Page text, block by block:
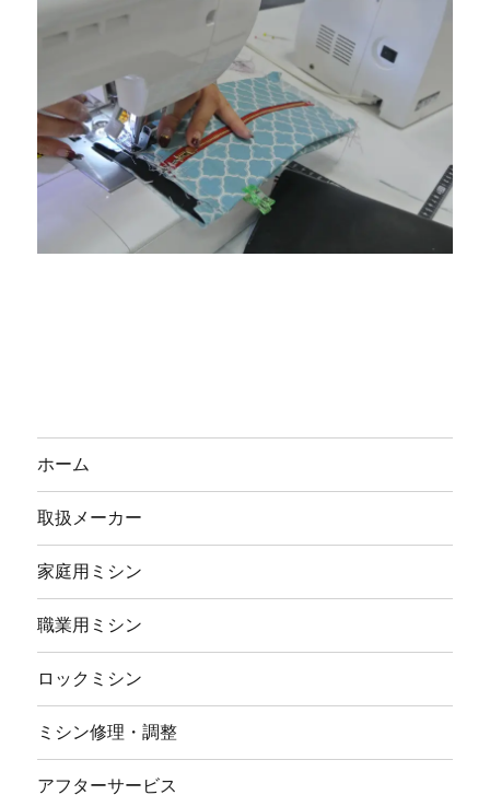
ホーム
取扱メーカー
家庭用ミシン
職業用ミシン
ロックミシン
ミシン修理・調整
アフターサービス